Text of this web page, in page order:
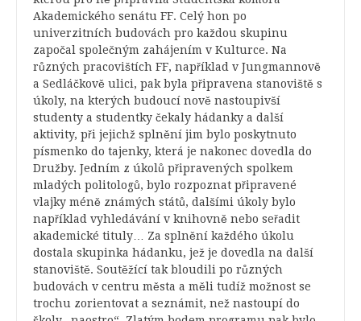
Akademického senátu FF. Celý hon po
univerzitních budovách pro každou skupinu
započal společným zahájením v Kulturce. Na
různých pracovištích FF, například v Jungmannově
a Sedláčkově ulici, pak byla připravena stanoviště s
úkoly, na kterých budoucí nově nastoupivší
studenty a studentky čekaly hádanky a další
aktivity, při jejichž splnění jim bylo poskytnuto
písmenko do tajenky, která je nakonec dovedla do
Družby. Jedním z úkolů připravených spolkem
mladých politologů, bylo rozpoznat připravené
vlajky méně známých států, dalšími úkoly bylo
například vyhledávání v knihovně nebo seřadit
akademické tituly… Za splnění každého úkolu
dostala skupinka hádanku, jež je dovedla na další
stanoviště. Soutěžící tak bloudili po různých
budovách v centru města a měli tudíž možnost se
trochu zorientovat a seznámit, než nastoupí do